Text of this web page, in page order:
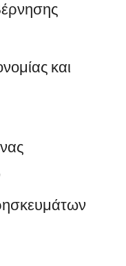
και